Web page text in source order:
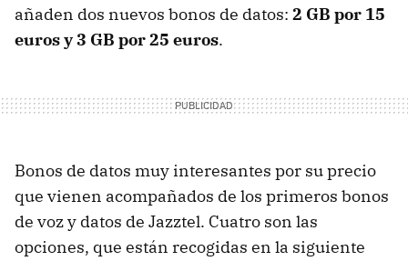
añaden dos nuevos bonos de datos: 2 GB por 15
euros y 3 GB por 25 euros.
Bonos de datos muy interesantes por su precio
que vienen acompañados de los primeros bonos
de voz y datos de Jazztel. Cuatro son las
opciones, que están recogidas en la siguiente